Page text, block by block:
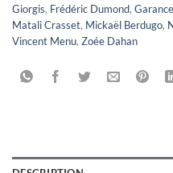
Giorgis, Frédéric Dumond,
Matali Crasset, Mickaël Berdugo,
Vincent Menu, Zoée Dahan